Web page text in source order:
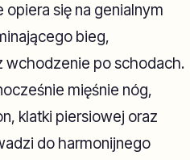
opiera się na genialnym
bieg,
wchodzenie po schodach.
mięśnie nóg,
klatki piersiowej oraz
do harmonijnego